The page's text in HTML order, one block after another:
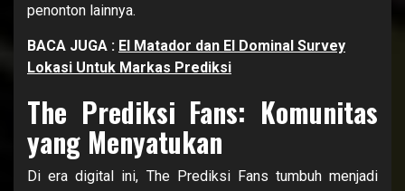
penonton lainnya.
BACA JUGA : El Matador dan El Dominal Survey
Lokasi Untuk Markas Prediksi
The Prediksi Fans: Komunitas
yang Menyatukan
Di era digital ini, The Prediksi Fans tumbuh menjadi